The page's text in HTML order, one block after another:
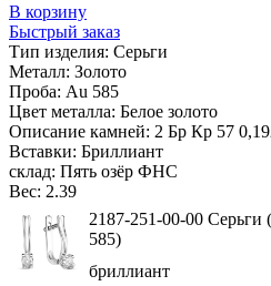
В корзину
Быстрый заказ
Тип изделия: Серьги
Металл: Золото
Проба: Au 585
Цвет металла: Белое золото
Описание камней: 2 Бр Кр 57
Вставки: Бриллиант
склад: Пять озёр ФНС
Вес: 2.39
2187-251-00-00 Серьги
585)
бриллиант